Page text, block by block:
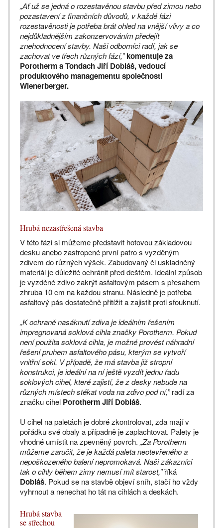
„Ať už se jedná o rozestavěnou stavbu před zimou nebo
pozastavení z finančních důvodů, v každé fázi
rozestavěnosti je potřeba brát ohled na vnější vlivy a co
nejdůkladnějším zakonzervováním předejít
znehodnocení stavby. Naši odborníci radí, jak se
zachovat ve třech různých fází,”komentuje za
Porotherm a Tondach Jiří Dobiáš, vedoucí
produktového managementu společnosti
Wienerberger.
Hrubá nezastřešená stavba
V této fázi si můžeme představit hotovou základovou
desku anebo zastropené první patro s vyzděným
zdivem do různých výšek. Zabudovaný či uskladněný
materiál je důležité ochránit před deštěm. Ideální způsob
je vyzděné zdivo zakrýt asfaltovým pásem s přesahem
zhruba 10 cm na každou stranu. Následně je potřeba
asfaltový pás dostatečně přitížit a zajistit proti sfouknutí.
„K ochraně nasáknutí zdiva je ideálním řešením
impregnovaná soklová cihla značky Porotherm. Pokud
není použita soklová cihla, je možné provést náhradní
řešení pruhem asfaltového pásu, kterým se vytvoří
vnitřní sokl. V případě, že má stavba již stropní
konstrukci, je ideální na ní ještě vyzdít jednu řadu
soklových cihel, které zajistí, že z desky nebude na
různých místech stékat voda na zdivo pod ní,”radí za
značku cihel Porotherm Jiří Dobiáš.
U cihel na paletách je dobré zkontrolovat, zda mají v
pořádku své obaly a případně je zaplachtovat. Palety je
vhodné umístit na zpevněný povrch. „Za Porotherm
můžeme zaručit, že je každá paleta neotevřeného a
nepoškozeného balení nepromokavá. Naši zákazníci
tak o cihly během zimy nemusí mít starost,”říká
Dobiáš. Pokud se na stavbě objeví sníh, stačí ho vždy
vyhrnout a nenechat ho tát na cihlách a deskách.
Hrubá stavba
se střechou